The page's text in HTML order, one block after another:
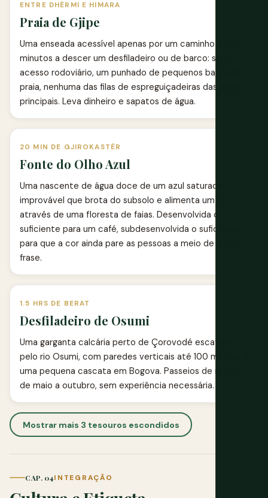
ENTRE DHËRMI E HIMARA
Praia de Gjipe
Uma enseada acessível apenas por um caminho de 20
minutos a descer um desfiladeiro ou de barco: sem
acesso rodoviário, um punhado de pequenos bares de
praia, nenhuma das filas de espreguiçadeiras das praias
principais. Leva dinheiro e sapatos de água.
20 MIN DE GJIROKASTËR
Fonte do Olho Azul
Uma nascente de água doce de um azul saturado
improvável que brota do subsolo e alimenta um rio
através de uma floresta de faias. Desenvolvida o
suficiente para um café, subdesenvolvida o suficiente
para que a cor ainda pare as pessoas a meio de uma
frase.
1.5 HRS DE BERAT
Desfiladeiro de Osumi
Uma garganta calcária perto de Çorovodé escavada
pelo rio Osumi, com paredes verticais até 100 metros e
uma pequena cascata em Bogova. Passeios de rafting
de maio a outubro, sem experiência necessária.
Mostrar mais 3 tesouros escondidos
CAP. 04INTEGRAÇÃO